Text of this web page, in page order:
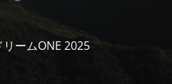
ームONE 2025